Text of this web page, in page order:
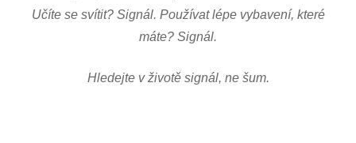
Učíte se svítit? Signál. Používat lépe vybavení, které
máte? Signál.
Hledejte v životě signál, ne šum.